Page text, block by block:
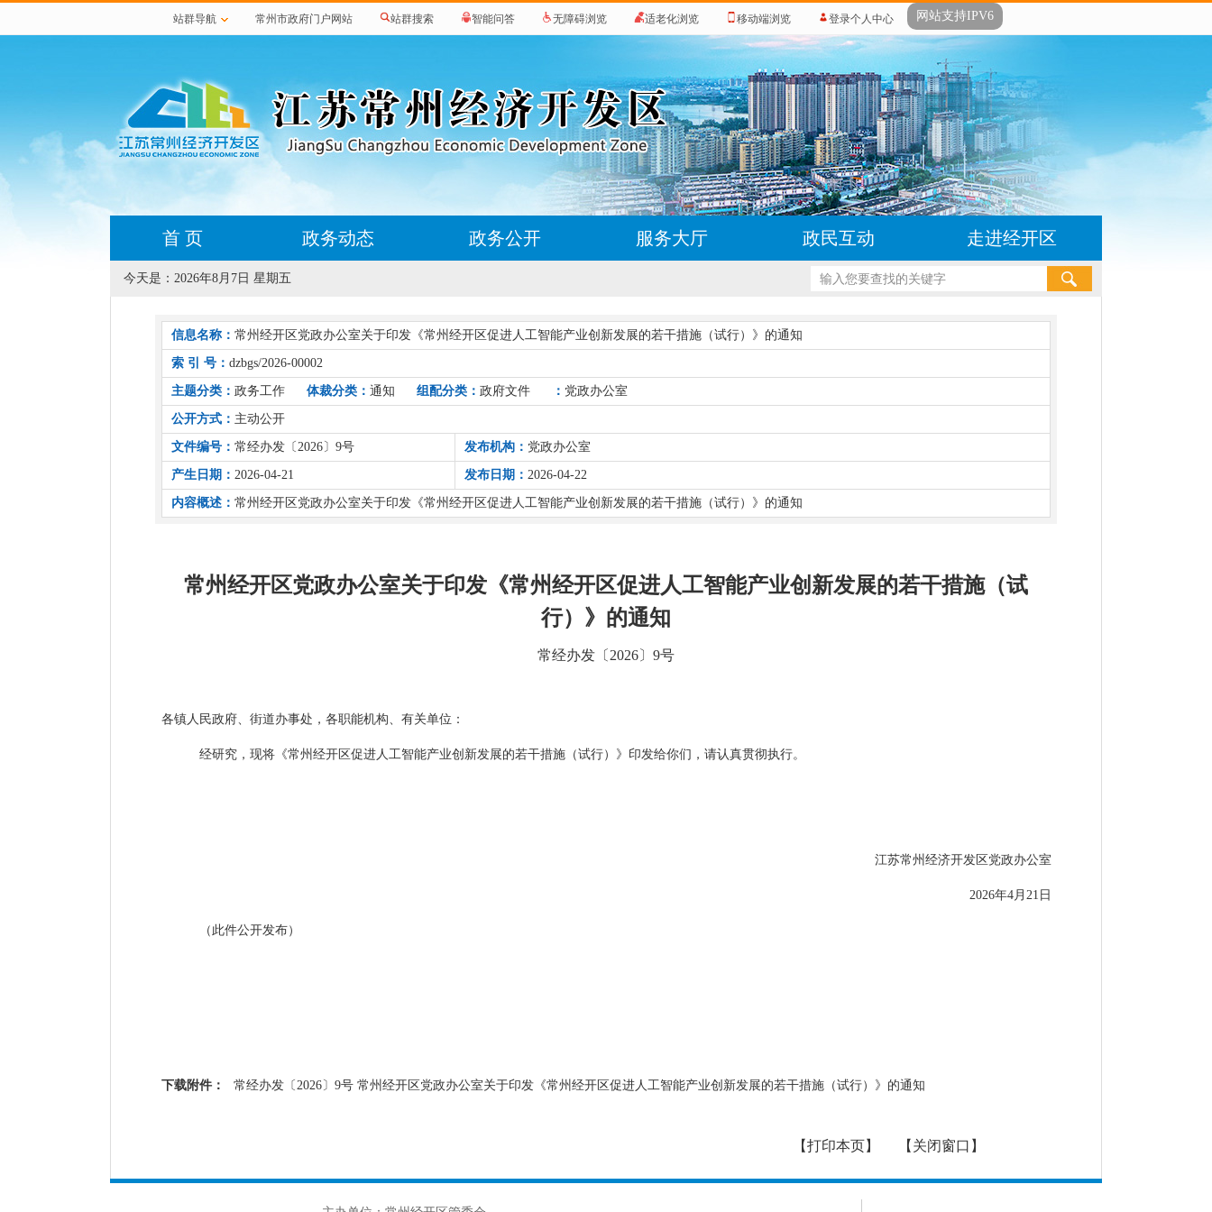
站群导航 常州市政府门户网站 站群搜索 智能问答 无障碍浏览 适老化浏览 移动端浏览 登录个人中心 网站支持IPV6
首 页 政务动态 政务公开 服务大厅 政民互动 走进经开区
今天是： 2026年8月7日 星期五
信息名称： 常州经开区党政办公室关于印发《常州经开区促进人工智能产业创新发展的若干措施（试行）》的通知
索 引 号： dzbgs/2026-00002
主题分类： 政务工作 体裁分类： 通知 组配分类： 政府文件 ： 党政办公室
公开方式： 主动公开
文件编号： 常经办发〔2026〕9号 发布机构： 党政办公室
产生日期： 2026-04-21 发布日期： 2026-04-22
内容概述： 常州经开区党政办公室关于印发《常州经开区促进人工智能产业创新发展的若干措施（试行）》的通知
常州经开区党政办公室关于印发《常州经开区促进人工智能产业创新发展的若干措施（试
行）》的通知
常经办发〔2026〕9号
各镇人民政府、街道办事处，各职能机构、有关单位：
经研究，现将 《常州经开区促进人工智能产业创新发展的若干措施（试行）》印发给你们，请认真贯彻执行。
江苏常州经济开发区党政办公室
2026年4月 21日
（此件公开发布）
下载附件： 常经办发〔2026〕9号 常州经开区党政办公室关于印发《常州经开区促进人工智能产业创新发展的若干措施（试行）》的通知
【打印本页】 【关闭窗口】